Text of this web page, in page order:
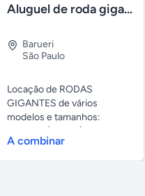
Aluguel de roda gigante
Barueri
São Paulo
Locação de RODAS
GIGANTES de vários
modelos e tamanhos:
4,80mts (infantil), 6,...
A combinar